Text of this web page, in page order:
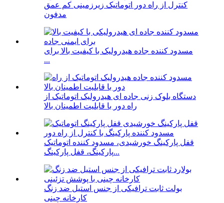
کنترل از راه دور اتوماتیک زیرزمینی کم عمق
مدفون
مسدود کننده جاده هیدرولیک با کیفیت بالا برای
...
دستگاه بلوک زنی جاده ای هیدرولیک اتوماتیک از
راه دور با قابلیت اطمینان بالا
قفل پارکینگ خورشیدی، مسدود کننده اتوماتیک
پارکینگ، قفل پارکینگ...
بولت ثابت ترافیکی از جنس استیل ضد زنگ
کارخانه چینی